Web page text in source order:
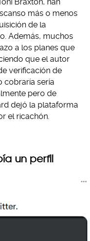
más o menos
de la
Además, muchos
a los planes que
que el autor
verificación de
cobraría sería
pero de
dejó la plataforma
el ricachón.
un perfil